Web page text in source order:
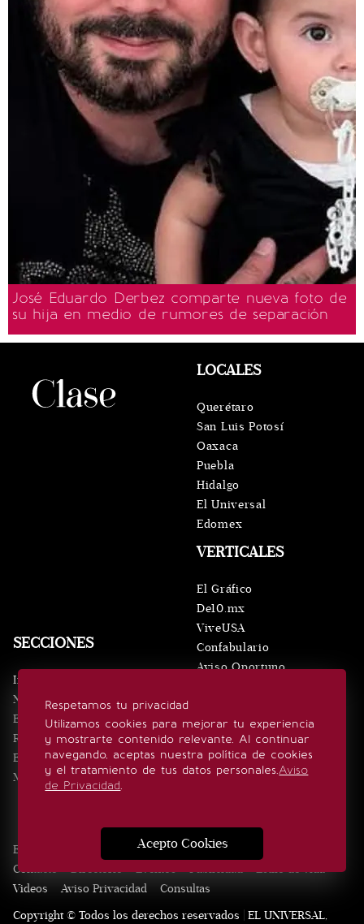
José Eduardo Derbez comparte nueva foto de
su hija en medio de rumores de separación
Respetamos tu privacidad
Utilizamos cookies para mejorar tu experiencia
y mostrarte contenido relevante. Al continuar
navegando, aceptas nuestra política de cookies
y el tratamiento de tus datos personales.Aviso
de Privacidad.
Acepto Cookies
SECCIONES
Inicio
Noticias
Eventos
Realeza
Estilo de vida
Minuto x Minuto
VERTICALES
El Gráfico
De10.mx
ViveUSA
Confabulario
Aviso Oportuno
LOCALES
Querétaro
San Luis Potosí
Oaxaca
Puebla
Hidalgo
El Universal
Edomex
SÍGUENOS
Edición Impresa Noticias Quiénes somos
Contacto
Directorio Eventos Publicidad
Estilo de vida
Videos
Aviso Privacidad
Consultas
Copyright © Todos los derechos reservados | EL UNIVERSAL,